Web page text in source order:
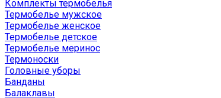
Комплекты термобелья
Термобелье мужское
Термобелье женское
Термобелье детское
Термобелье меринос
Термоноски
Головные уборы
Банданы
Балаклавы